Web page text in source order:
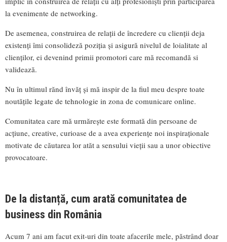
la evenimente de networking.
De asemenea, construirea de relații de încredere cu clienții deja
existenți îmi consolideză poziția și asigură nivelul de loialitate al
clienților, ei devenind primii promotori care mă recomandă si
validează.
Nu în ultimul rănd învăț și mă inspir de la fiul meu despre toate
noutățile legate de tehnologie in zona de comunicare online.
Comunitatea care mă urmărește este formată din persoane de
acțiune, creative, curioase de a avea experiențe noi inspiraționale
motivate de căutarea lor atăt a sensului vieții sau a unor obiective
provocatoare.
De la distanță, cum arată comunitatea de
business din România
Acum 7 ani am facut exit-uri din toate afacerile mele, păstrând doar